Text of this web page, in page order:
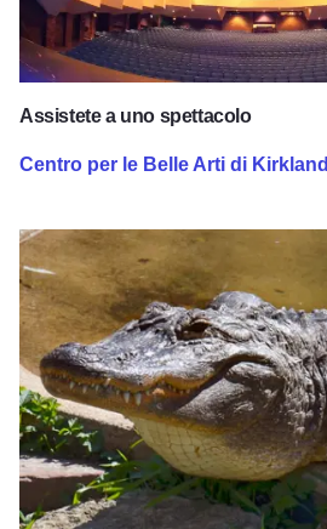
Assistete a uno spettacolo
Centro per le Belle Arti di Kirkland
Zoo di Scovill